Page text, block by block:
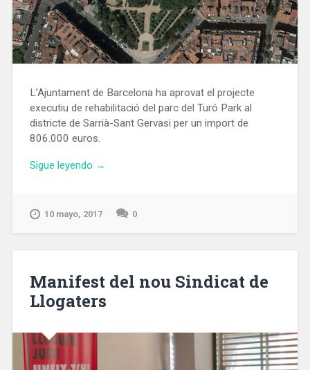
L’Ajuntament de Barcelona ha aprovat el projecte
executiu de rehabilitació del parc del Turó Park al
districte de Sarrià-Sant Gervasi per un import de
806.000 euros.
Sigue leyendo «Barcelona
€
Turó
Park»
→
10 mayo, 2017 0
Manifest del nou Sindicat de
Llogaters